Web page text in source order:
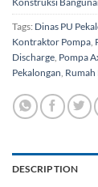
Tags: Dinas PU
Kontraktor Pompa,
Discharge, Pompa
Pekalongan, Rumah
DESCRIPTION